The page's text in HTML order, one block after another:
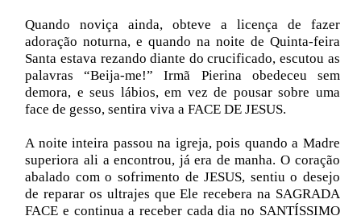
Quando noviça ainda, obteve a licença de fazer
adoração noturna, e quando na noite de Quinta-feira
Santa estava rezando diante do crucificado, escutou as
palavras “Beija-me!” Irmã Pierina obedeceu sem
demora, e seus lábios, em vez de pousar sobre uma
face de gesso, sentira viva a FACE DE JESUS.
A noite inteira passou na igreja, pois quando a Madre
superiora ali a encontrou, já era de manha. O coração
abalado com o sofrimento de JESUS, sentiu o desejo
de reparar os ultrajes que Ele recebera na SAGRADA
FACE e continua a receber cada dia no SANTÍSSIMO